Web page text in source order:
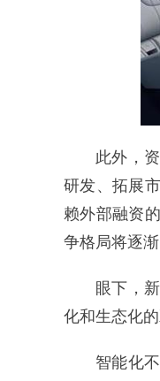
此外，
研发、拓展
赖外部融资
争格局将逐
眼下，
化和生态化的
智能化